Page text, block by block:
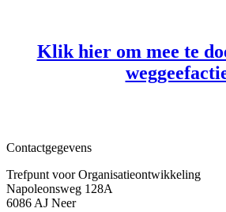
Klik hier om mee te
Contactgegevens
Trefpunt voor Organisatieontwikkeling
Napoleonsweg 128A
6086 AJ Neer